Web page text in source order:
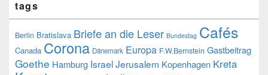
tags
Berlin Bratislava Briefe an die Leser Bundestag Cafés
Canada Corona Dänemark Europa F.W.Bernstein Gastbeitrag
Goethe Hamburg IsraelJerusalem Kopenhagen Kreta